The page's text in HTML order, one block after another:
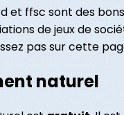
et ffsc sont des
de jeux de
pas sur cette
naturel